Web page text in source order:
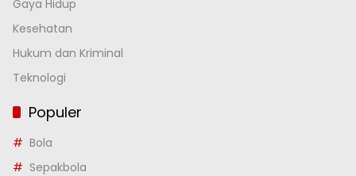
Gaya Hidup
Kesehatan
Hukum dan Kriminal
Teknologi
Populer
Bola
Sepakbola